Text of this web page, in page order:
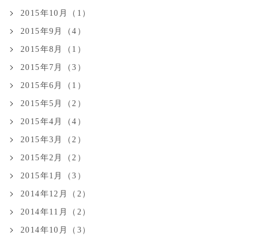
2015年10月（1）
2015年9月（4）
2015年8月（1）
2015年7月（3）
2015年6月（1）
2015年5月（2）
2015年4月（4）
2015年3月（2）
2015年2月（2）
2015年1月（3）
2014年12月（2）
2014年11月（2）
2014年10月（3）